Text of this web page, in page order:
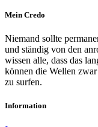
Mein Credo
Niemand sollte
und ständig von den
wissen alle, dass das
können die Wellen
zu surfen.
Information